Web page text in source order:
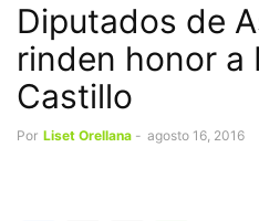
Diputados de
rinden honor a
Castillo
Por Liset Orellana - agosto 16, 2016